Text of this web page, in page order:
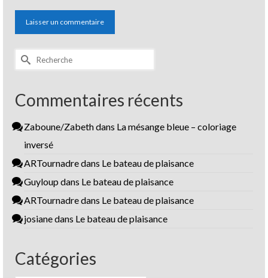
Rechercher :
Commentaires récents
Zaboune/Zabethdans La mésange bleue – coloriage
inversé
ARTournadredans Le bateau de plaisance
Guyloup dans Le bateau de plaisance
ARTournadredans Le bateau de plaisance
josianedans Le bateau de plaisance
Catégories